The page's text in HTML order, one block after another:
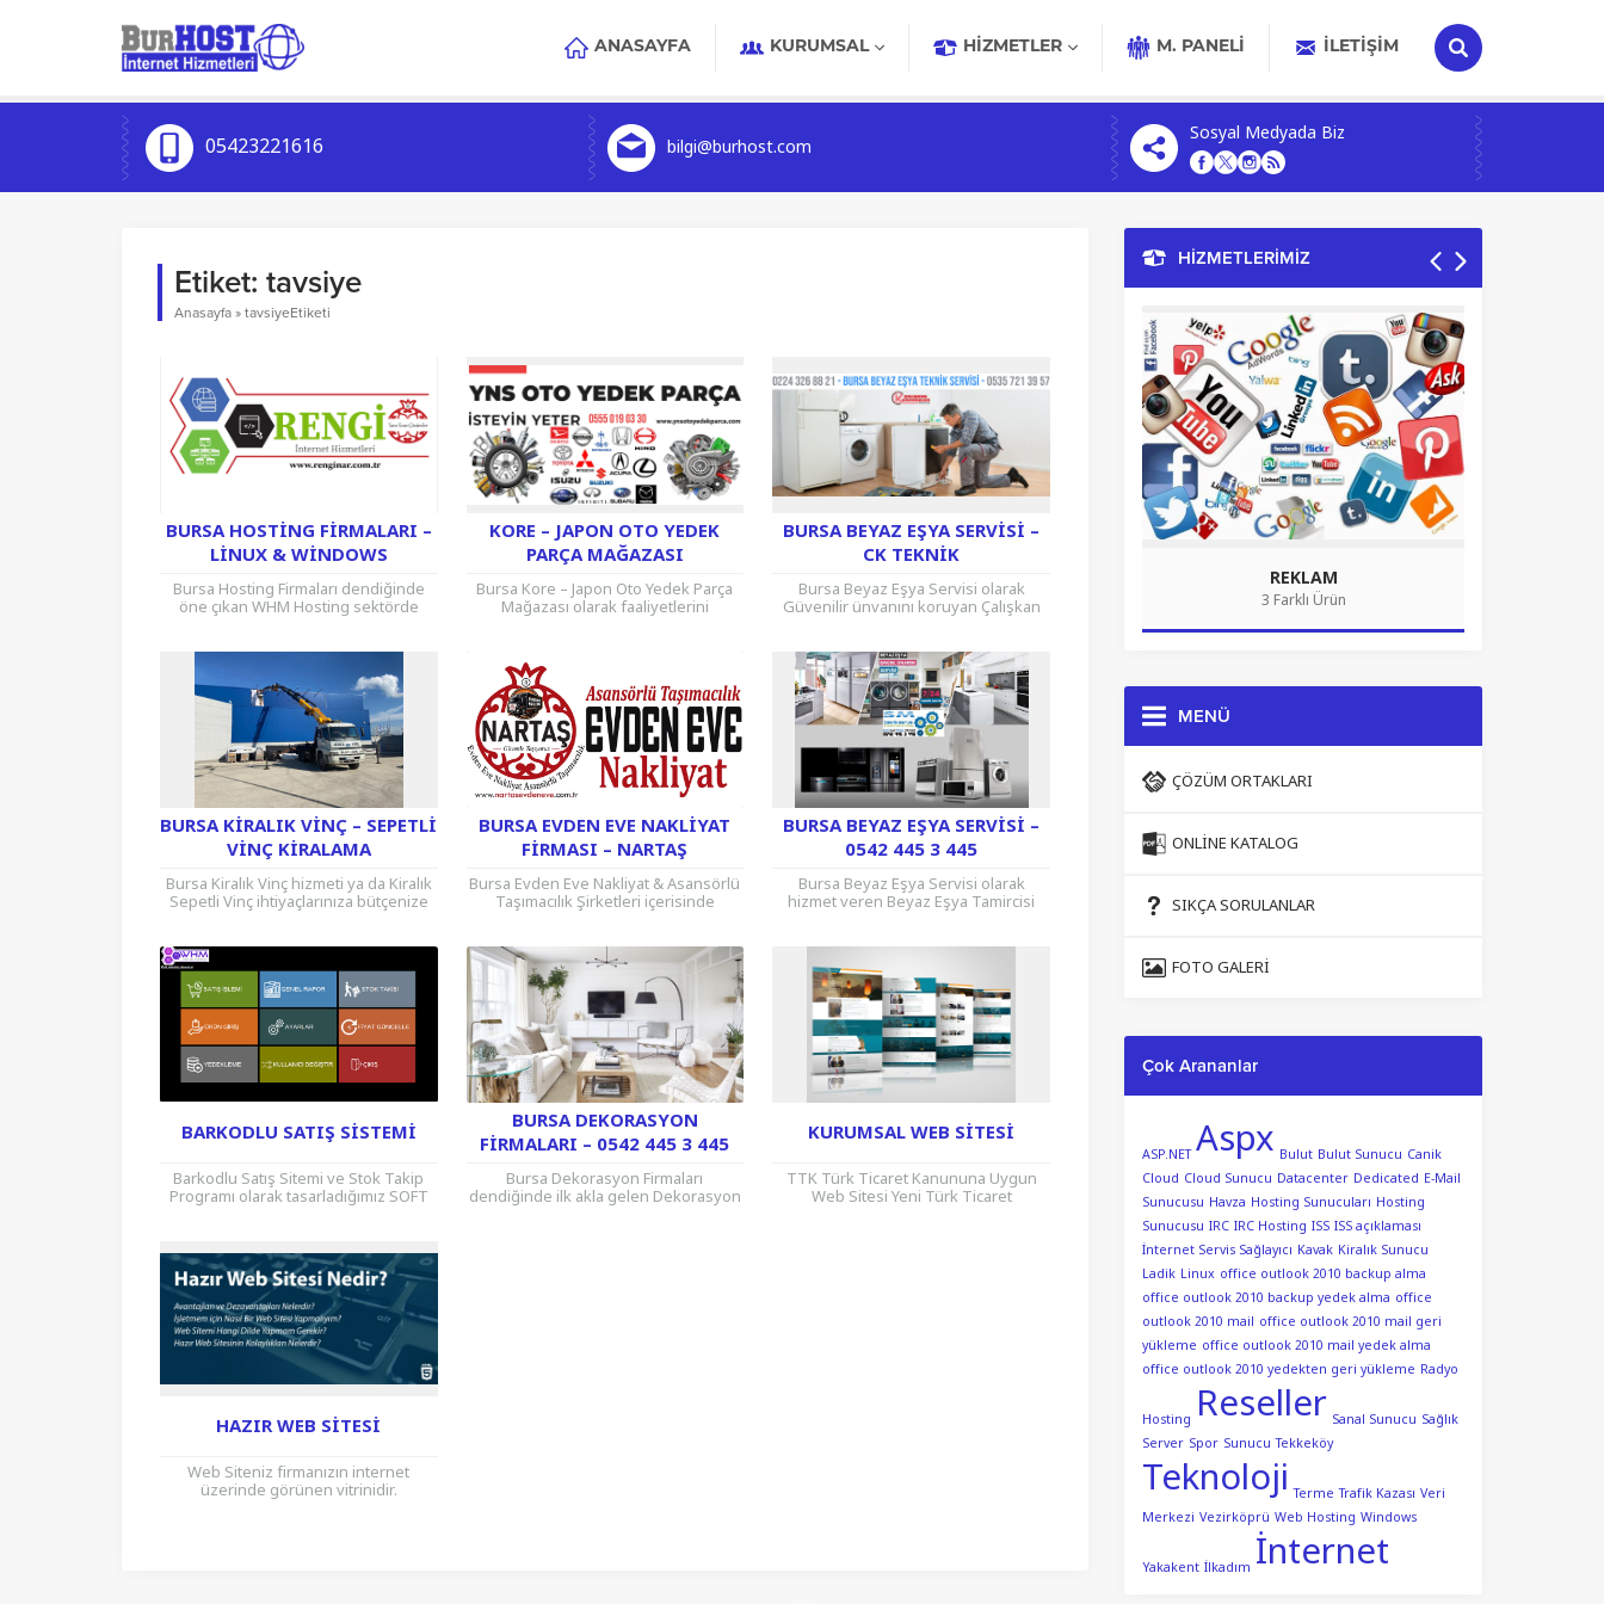
ANASAYFA KURUMSAL HIZMETLER M. PANELİ İLETIŞIM
05423221616 bilgi@burhost.com
Sosyal Medyada Biz
Etiket: tavsiye
Anasayfa » tavsiyeEtiketi
BURSA HOSTING FIRMALARI –
LINUX & WINDOWS
Bursa Hosting Firmaları dendiğinde
öne çıkan WHM Hosting sektörde
KORE – JAPON OTO YEDEK
PARÇA MAĞAZASI
Bursa Kore – Japon Oto Yedek Parça
Mağazası olarak faaliyetlerini
BURSA BEYAZ EŞYA SERVISI –
CK TEKNIK
Bursa Beyaz Eşya Servisi olarak
Güvenilir ünvanını koruyan Çalışkan
sunmaktadır. Buzdolabı, Çamaşır...
BURSA KIRALIK VINÇ – SEPETLI
VINÇ KIRALAMA
Bursa Kiralık Vinç hizmeti ya da Kiralık
Sepetli Vinç ihtiyaçlarınıza bütçenize
BURSA EVDEN EVE NAKLIYAT
FIRMASI – NARTAŞ
Bursa Evden Eve Nakliyat & Asansörlü
Taşımacılık Şirketleri içerisinde
Taşımacılık ve Asansörlü...
BURSA BEYAZ EŞYA SERVISI –
0542 445 3 445
Bursa Beyaz Eşya Servisi olarak
hizmet veren Beyaz Eşya Tamircisi
BARKODLU SATIŞ SISTEMI
Barkodlu Satış Sitemi ve Stok Takip
Programı olarak tasarladığımız SOFT
Günümüzde...
BURSA DEKORASYON
FIRMALARI – 0542 445 3 445
Bursa Dekorasyon Firmaları
dendiğinde ilk akla gelen Dekorasyon
KURUMSAL WEB SITESI
TTK Türk Ticaret Kanununa Uygun
Web Sitesi Yeni Türk Ticaret
HAZIR WEB SITESI
Web Siteniz firmanızın internet
üzerinde görünen vitrinidir.
HİZMETLERİMİZ
REKLAM
3 Farklı Ürün
MENÜ
ÇÖZÜM ORTAKLARI
ONLINE KATALOG
SIKÇA SORULANLAR
FOTO GALERI
Çok Arananlar
ASP.NET Aspx Bulut Bulut Sunucu Canik
Cloud Cloud Sunucu Datacenter Dedicated E-Mail
Sunucusu Havza Hosting Sunucuları Hosting
Sunucusu IRC IRC Hosting ISS ISS açıklaması
İnternet Servis Sağlayıcı Kavak Kiralık Sunucu
Ladik Linux office outlook 2010 backup alma
office outlook 2010 backup yedek alma office
outlook 2010 mail office outlook 2010 mail geri
yükleme office outlook 2010 mail yedek alma
office outlook 2010 yedekten geri yükleme Radyo
Hosting Reseller Sanal Sunucu Sağlık
Server Spor Sunucu Tekkeköy
Teknoloji Terme Trafik Kazası Veri
Merkezi Vezirköprü Web Hosting Windows
Yakakent İlkadım İnternet